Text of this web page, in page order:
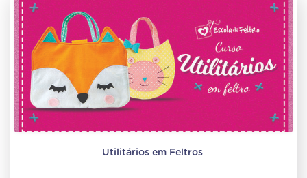
Utilitários em Feltros